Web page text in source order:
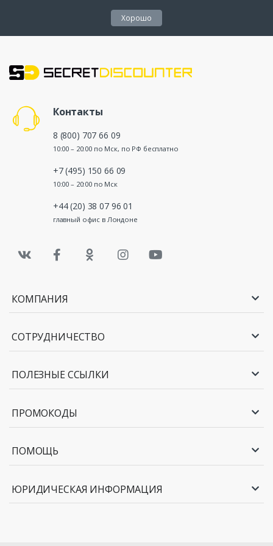
Хорошо
Контакты
8 (800) 707 66 09
10:00 – 20:00 по Мск, по РФ бесплатно
+7 (495) 150 66 09
10:00 – 20:00 по Мск
+44 (20) 38 07 96 01
главный офис в Лондоне
КОМПАНИЯ
СОТРУДНИЧЕСТВО
ПОЛЕЗНЫЕ ССЫЛКИ
ПРОМОКОДЫ
ПОМОЩЬ
ЮРИДИЧЕСКАЯ ИНФОРМАЦИЯ